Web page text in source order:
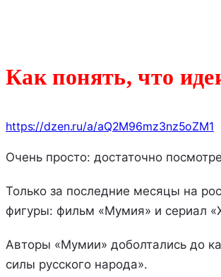
Как понять, что
https://dzen.ru/a/aQ2M96mz3nz5oZM1
Очень просто: достаточно
Только за последние месяцы на
фигуры: фильм «Мумия» и сериал
Авторы «Мумии» доболтались до
силы русского народа».